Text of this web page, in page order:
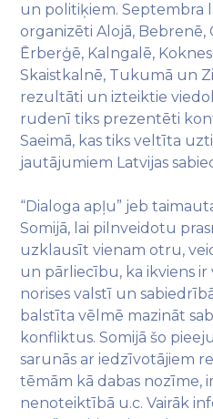
un politiķiem. Septembra
organizēti Alojā, Bebrenē,
Ērberģē, Kalngalē,
Skaistkalnē, Tukumā un
rezultāti un izteiktie
rudenī tiks prezentēti
Saeimā, kas tiks veltīta
jautājumiem Latvijas
“Dialoga apļu” jeb
Somijā, lai pilnveidotu
uzklausīt vienam otru,
un pārliecību, ka ikviens
norises valstī un
balstīta vēlmē mazināt
konfliktus. Somijā šo
sarunās ar iedzīvotājiem
tēmām kā dabas nozīme,
nenoteiktībā u.c. Vairāk